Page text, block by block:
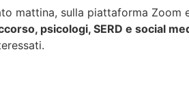
mattina, sulla piattaforma Zoom
psicologi, SERD e social